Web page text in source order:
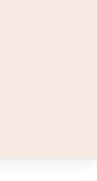
う立体部分がド
うに通気ルート
ので、不快感を
い、マスクの効